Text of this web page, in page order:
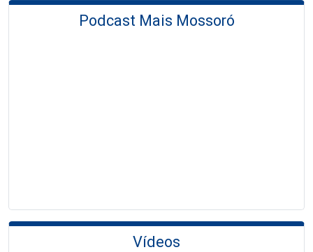
Podcast Mais Mossoró
Vídeos